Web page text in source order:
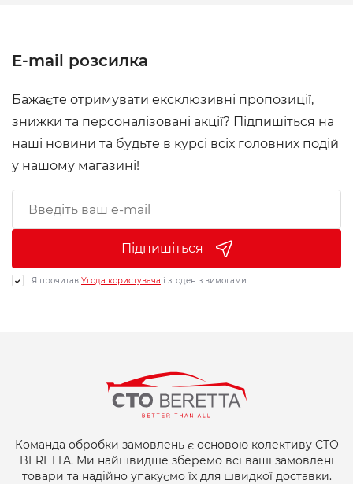
E-mail розсилка
Бажаєте отримувати ексклюзивні пропозиції,
знижки та персоналізовані акції? Підпишіться на
наші новини та будьте в курсі всіх головних подій
у нашому магазині!
Підпишіться
Я прочитав Угода користувача і згоден з вимогами
Команда обробки замовлень є основою колективу СТО
BERETTA. Ми найшвидше зберемо всі ваші замовлені
товари та надійно упакуємо їх для швидкої доставки.